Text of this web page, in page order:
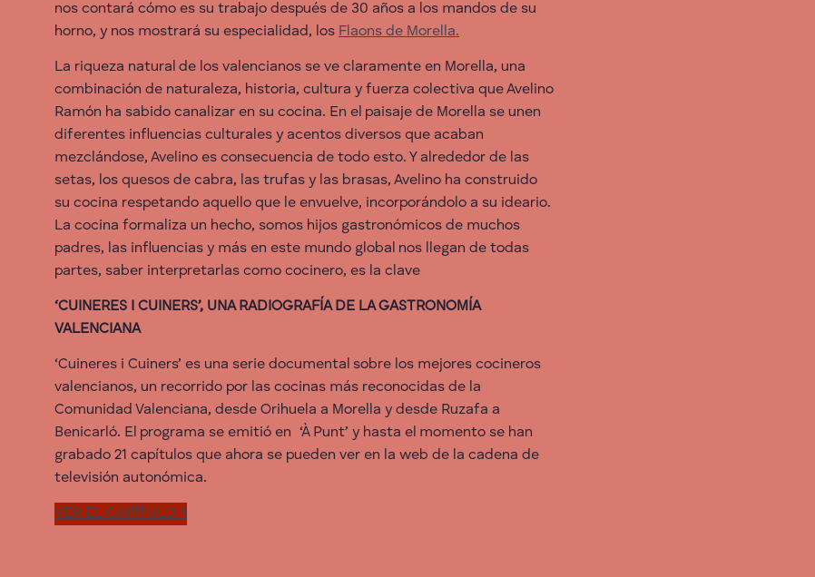
nos contará cómo es su trabajo después de 30 años a los mandos de su
horno, y nos mostrará su especialidad, los Flaons de Morella.
La riqueza natural de los valencianos se ve claramente en Morella, una
combinación de naturaleza, historia, cultura y fuerza colectiva que Avelino
Ramón ha sabido canalizar en su cocina. En el paisaje de Morella se unen
diferentes influencias culturales y acentos diversos que acaban
mezclándose, Avelino es consecuencia de todo esto. Y alrededor de las
setas, los quesos de cabra, las trufas y las brasas, Avelino ha construido
su cocina respetando aquello que le envuelve, incorporándolo a su ideario.
La cocina formaliza un hecho, somos hijos gastronómicos de muchos
padres, las influencias y más en este mundo global nos llegan de todas
partes, saber interpretarlas como cocinero, es la clave
‘CUINERES I CUINERS’, UNA RADIOGRAFÍA DE LA GASTRONOMÍA
VALENCIANA
‘Cuineres i Cuiners’ es una serie documental sobre los mejores cocineros
valencianos, un recorrido por las cocinas más reconocidas de la
Comunidad Valenciana, desde Orihuela a Morella y desde Ruzafa a
Benicarló. El programa se emitió en ‘À Punt’ y hasta el momento se han
grabado 21 capítulos que ahora se pueden ver en la web de la cadena de
televisión autonómica.
VER EL CAPÍTULO 4